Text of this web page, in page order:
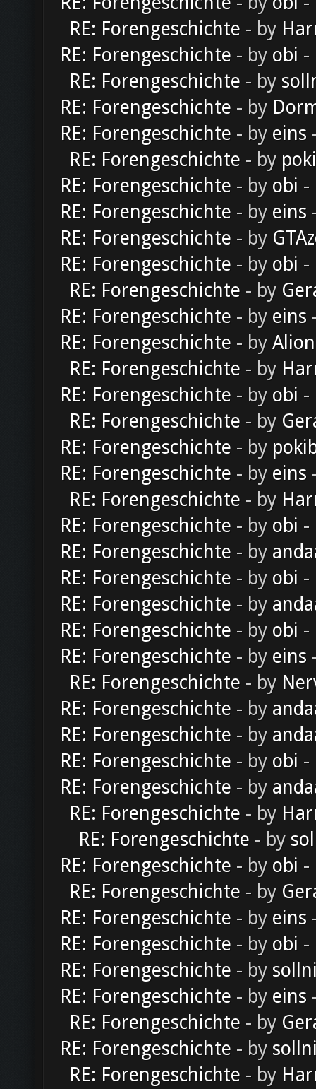
RE: Forengeschichte - by
RE: Forengeschichte - by obi -
RE: Forengeschichte - by
RE: Forengeschichte - by
RE: Forengeschichte - by eins
RE: Forengeschichte - by
RE: Forengeschichte - by obi -
RE: Forengeschichte - by eins
RE: Forengeschichte - by
RE: Forengeschichte - by obi -
RE: Forengeschichte - by
RE: Forengeschichte - by eins
RE: Forengeschichte - by Alion
RE: Forengeschichte - by
RE: Forengeschichte - by obi -
RE: Forengeschichte - by
RE: Forengeschichte - by
RE: Forengeschichte - by eins
RE: Forengeschichte - by
RE: Forengeschichte - by obi -
RE: Forengeschichte - by
RE: Forengeschichte - by obi -
RE: Forengeschichte - by
RE: Forengeschichte - by obi -
RE: Forengeschichte - by eins
RE: Forengeschichte - by
RE: Forengeschichte - by
RE: Forengeschichte - by
RE: Forengeschichte - by obi -
RE: Forengeschichte - by
RE: Forengeschichte - by
RE: Forengeschichte - by
RE: Forengeschichte - by obi -
RE: Forengeschichte - by
RE: Forengeschichte - by eins
RE: Forengeschichte - by obi -
RE: Forengeschichte - by
RE: Forengeschichte - by eins
RE: Forengeschichte - by
RE: Forengeschichte - by
RE: Forengeschichte - by